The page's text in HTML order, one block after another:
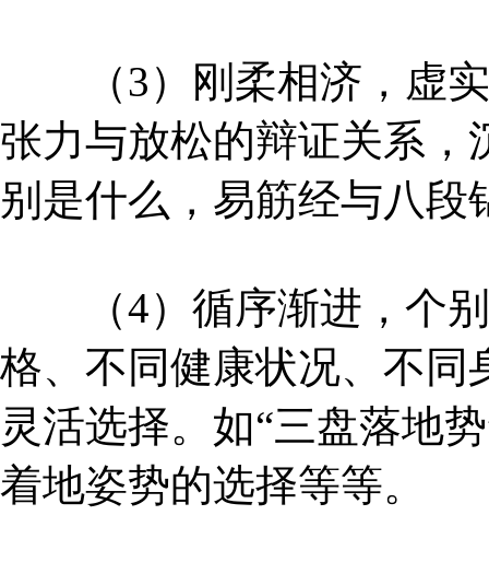
（3）刚柔相济，虚实
张力与放松的辩证关系，
别是什么，易筋经与八段
（4）循序渐进，个别
格、不同健康状况、不同
灵活选择。如“三盘落地
着地姿势的选择等等。